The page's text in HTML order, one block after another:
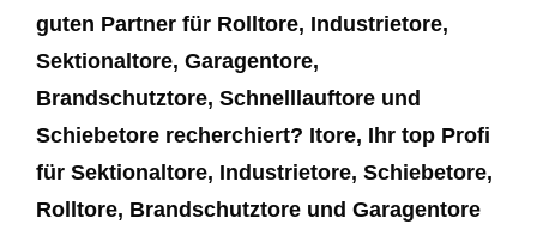
guten Partner für Rolltore, Industrietore,
Sektionaltore, Garagentore,
Brandschutztore, Schnelllauftore und
Schiebetore recherchiert? Itore, Ihr top Profi
für Sektionaltore, Industrietore, Schiebetore,
Rolltore, Brandschutztore und Garagentore